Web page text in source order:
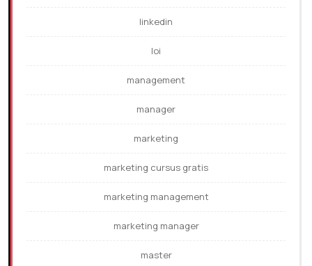
linkedin
loi
management
manager
marketing
marketing cursus gratis
marketing management
marketing manager
master